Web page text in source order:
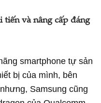
tiến và nâng cấp đáng
smartphone tự sản
bị của mình, bên
Samsung cũng